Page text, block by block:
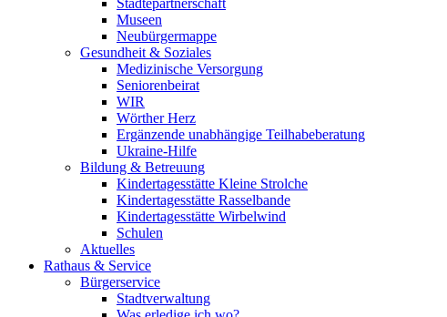
Städtepartnerschaft
Museen
Neubürgermappe
Gesundheit & Soziales
Medizinische Versorgung
Seniorenbeirat
WIR
Wörther Herz
Ergänzende unabhängige Teilhabeberatung
Ukraine-Hilfe
Bildung & Betreuung
Kindertagesstätte Kleine Strolche
Kindertagesstätte Rasselbande
Kindertagesstätte Wirbelwind
Schulen
Aktuelles
Rathaus & Service
Bürgerservice
Stadtverwaltung